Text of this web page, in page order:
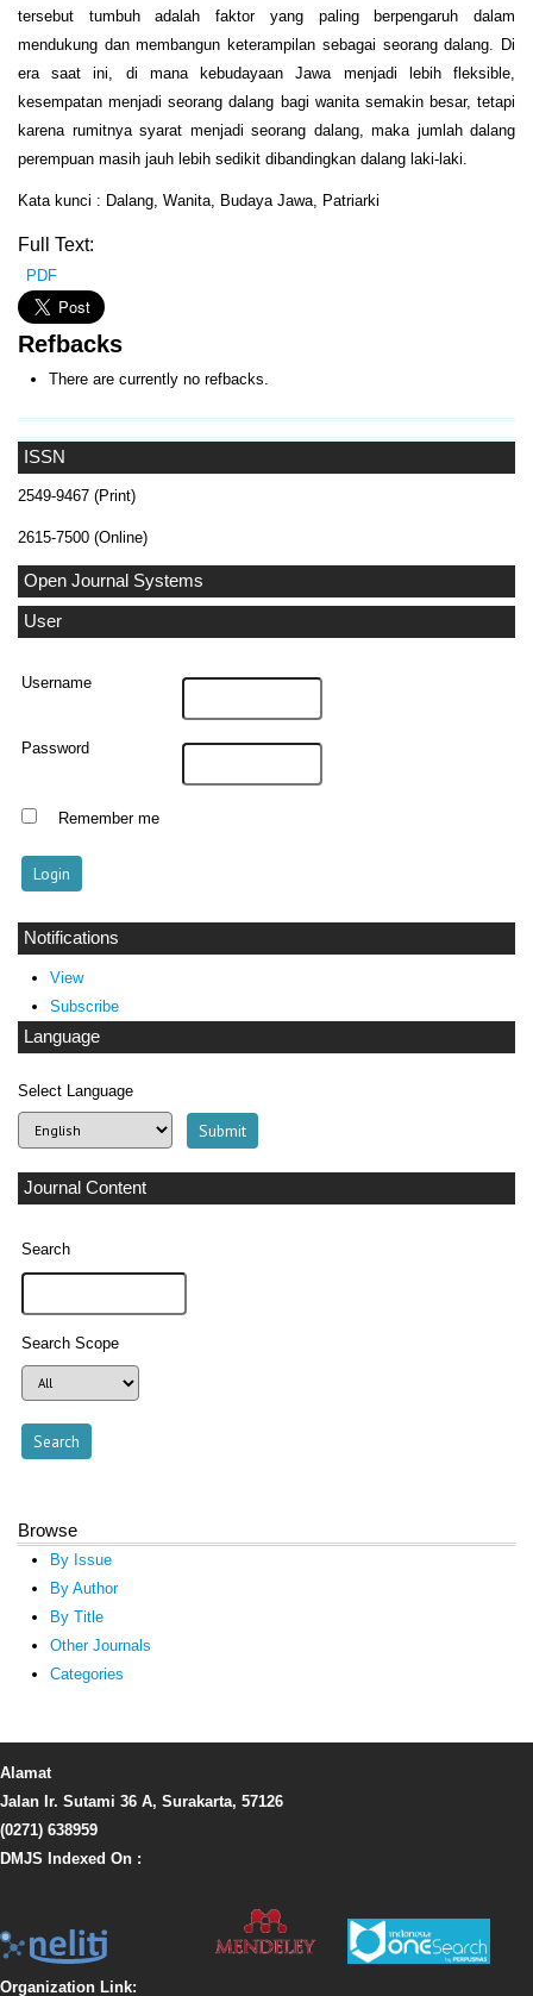
ISSN
2549-9467 (Print)
2615-7500 (Online)
Open Journal Systems
User
Username
Password
Remember me
Notifications
View
Subscribe
Language
Select Language
Journal Content
Search
Search Scope
Browse
By Issue
By Author
By Title
Other Journals
Categories
tersebut tumbuh adalah faktor yang paling berpengaruh dalam
mendukung dan membangun keterampilan sebagai seorang dalang. Di
era saat ini, di mana kebudayaan Jawa menjadi lebih fleksible,
kesempatan menjadi seorang dalang bagi wanita semakin besar, tetapi
karena rumitnya syarat menjadi seorang dalang, maka jumlah dalang
perempuan masih jauh lebih sedikit dibandingkan dalang laki-laki.
Kata kunci : Dalang, Wanita, Budaya Jawa, Patriarki
Full Text:
PDF
Refbacks
There are currently no refbacks.
Alamat
Jalan Ir. Sutami 36 A, Surakarta, 57126
(0271) 638959
DMJS Indexed On :
Organization Link: